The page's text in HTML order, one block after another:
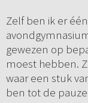
Zelf ben ik er
gewezen op
moest hebben.
waar een stuk
ben tot de